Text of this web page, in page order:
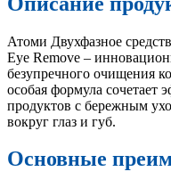
Атоми Двухфазное
Eye Remove –
безупречного очищения
особая формула сочетает
продуктов с бережным
вокруг глаз и губ.
Основные